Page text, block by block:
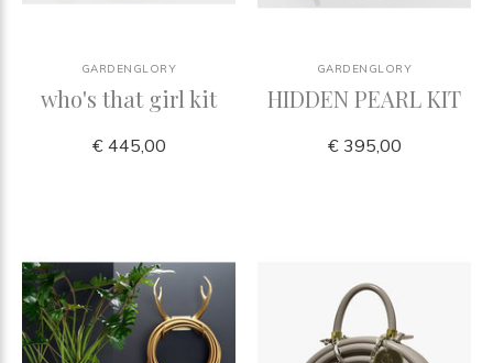
GARDENGLORY
who's that girl kit
€ 445,00
GARDENGLORY
HIDDEN PEARL KIT
€ 395,00